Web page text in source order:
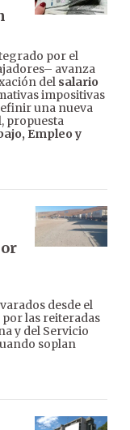
por el
avanza
del salario
impositivas
una nueva
propuesta
Empleo y
desde el
por las reiteradas
y del Servicio
soplan